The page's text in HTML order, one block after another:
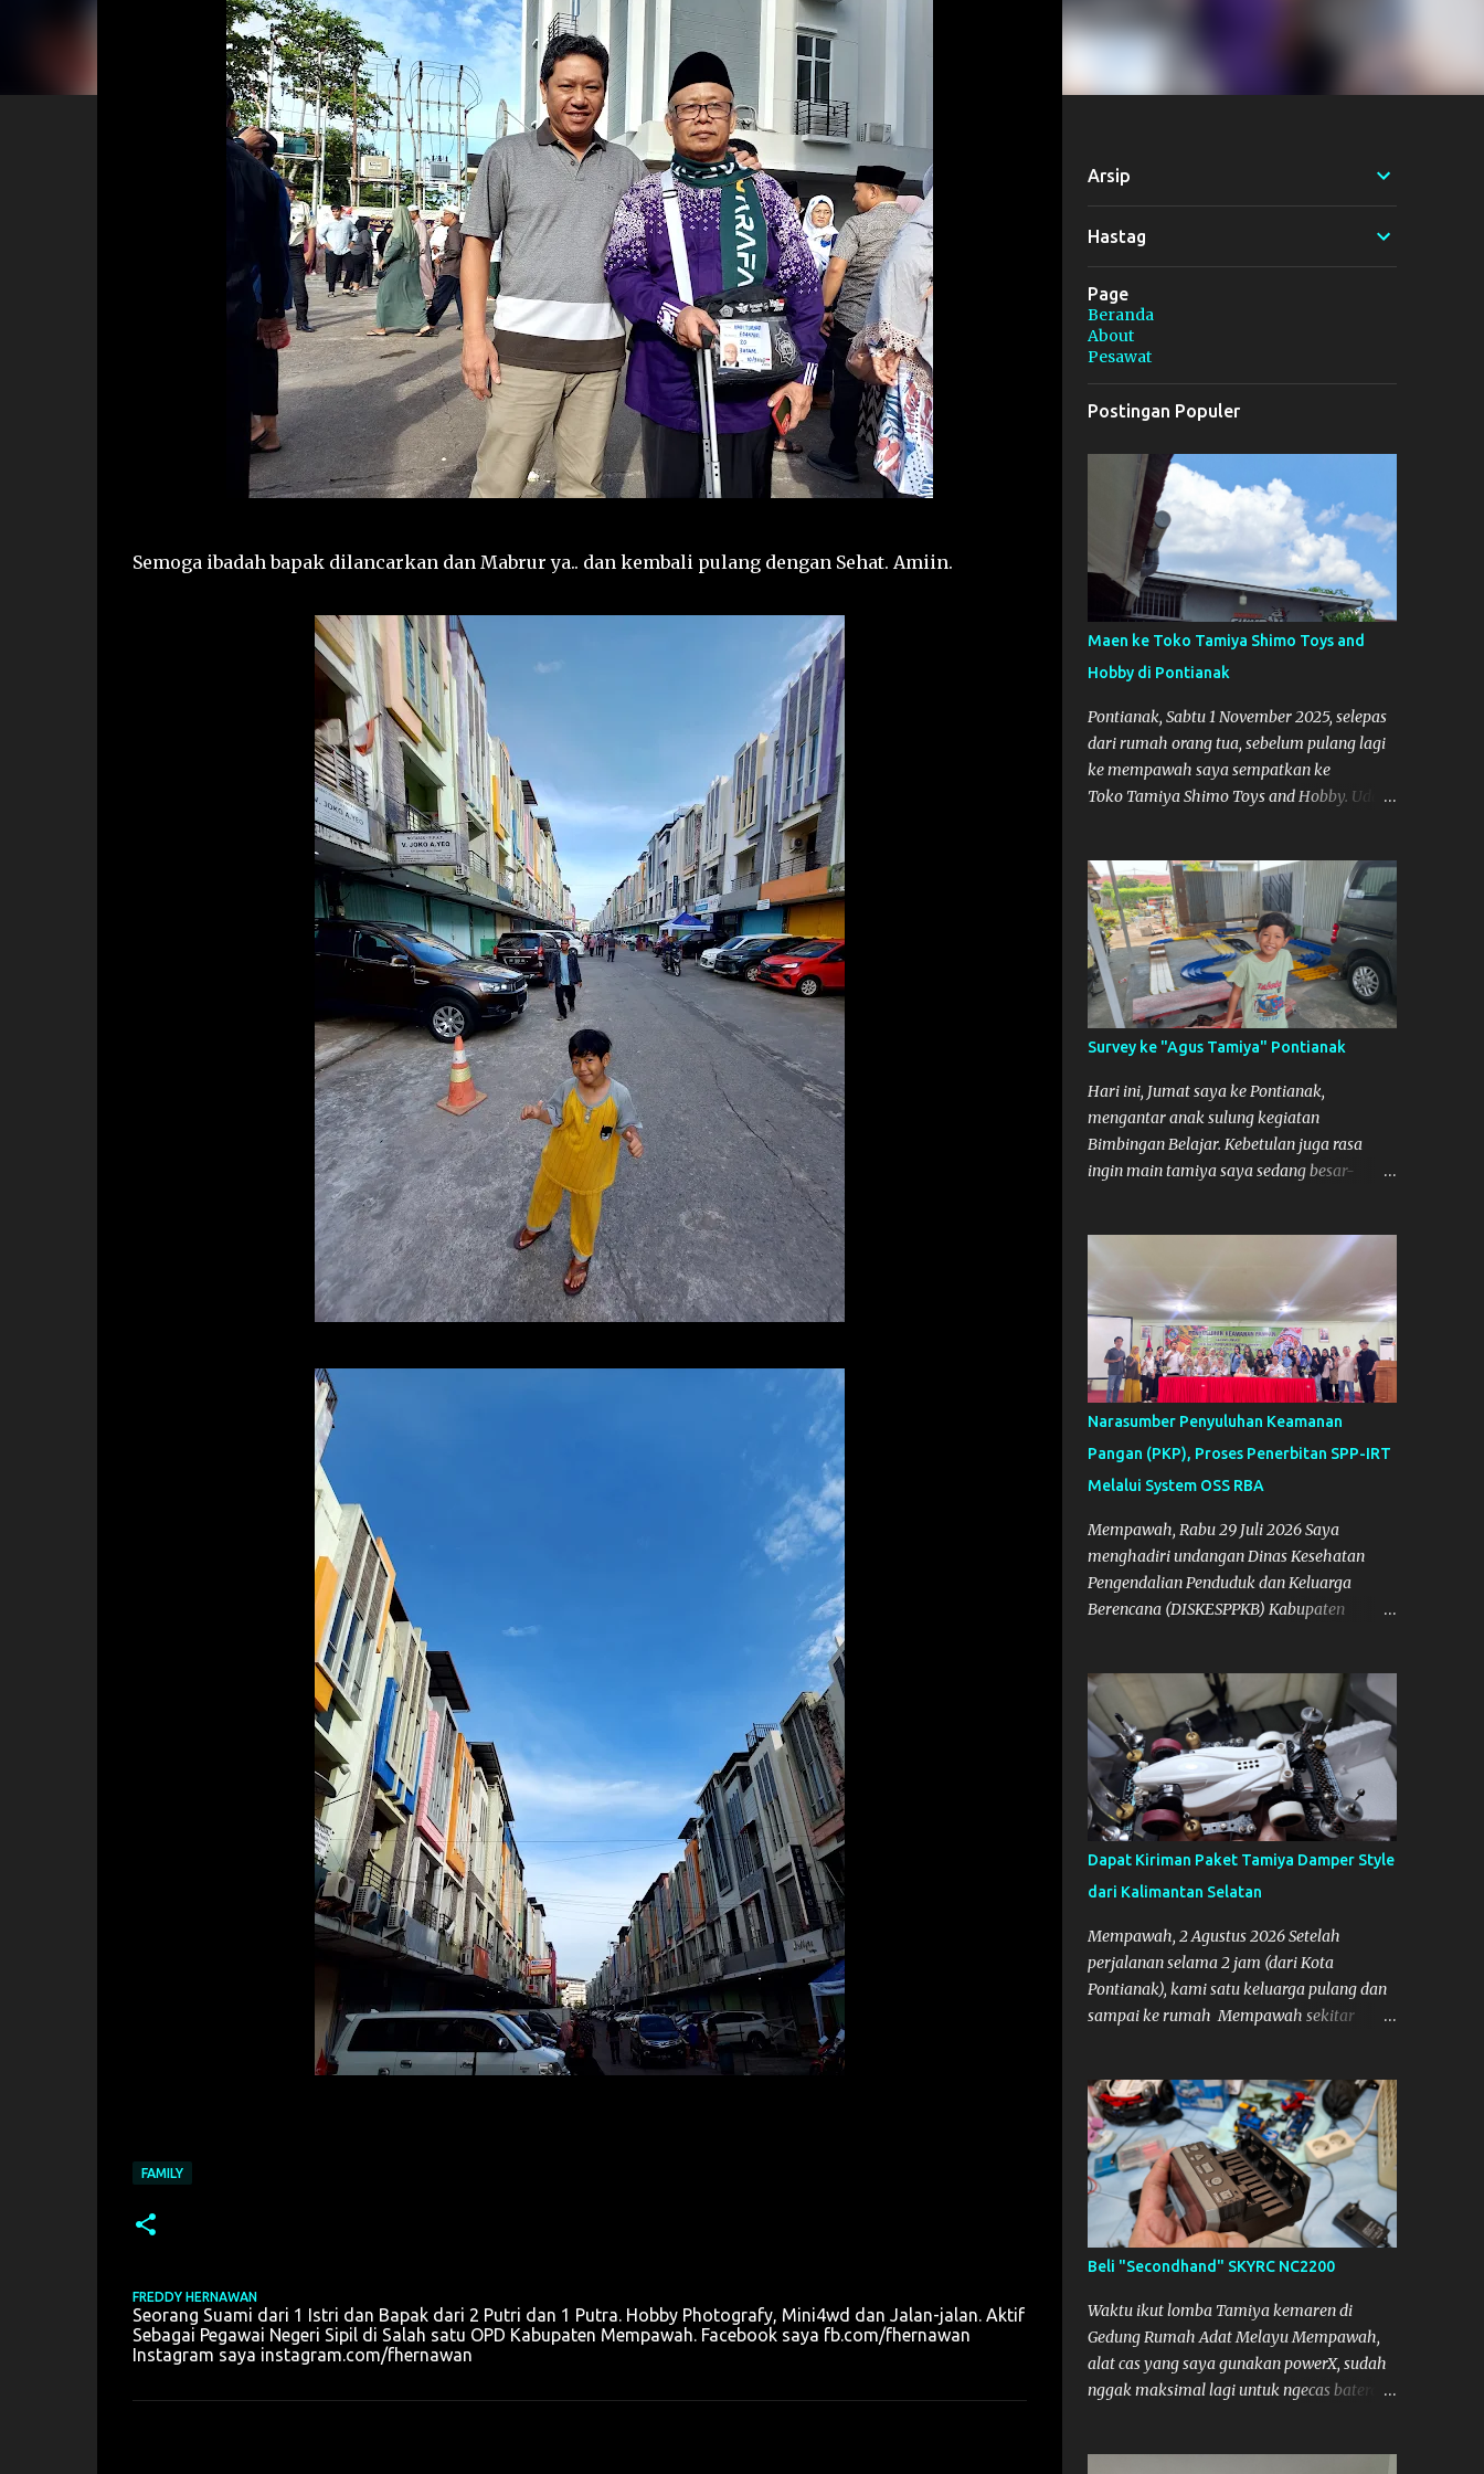
Semoga ibadah bapak dilancarkan dan Mabrur ya.. dan kembali pulang dengan Sehat. Amiin.
FAMILY
FREDDY HERNAWAN
Seorang Suami dari 1 Istri dan Bapak dari 2 Putri dan 1 Putra. Hobby Photografy, Mini4wd dan Jalan-jalan. Aktif
Sebagai Pegawai Negeri Sipil di Salah satu OPD Kabupaten Mempawah. Facebook saya fb.com/fhernawan
Instagram saya instagram.com/fhernawan
Arsip
Hastag
Page
Beranda
About
Pesawat
Postingan Populer
Maen ke Toko Tamiya Shimo Toys and
Hobby di Pontianak
Pontianak, Sabtu 1 November 2025, selepas
dari rumah orang tua, sebelum pulang lagi
ke mempawah saya sempatkan ke
Toko Tamiya Shimo Toys and Hobby. Udah
pengen tahu tempatnya. Datang dari
Mempawah kesini jam 12 lewat kalau ndak
salah., tokonya belum buka. kata ibu2
pemilik, bukanya di jam 1. Saya pulang dulu
ke rumah ortu di Sepakat, untuk istirahat.
So malamnya sebelum pulang ke
Mempawah saya sempatkan lagi kesini.
Saya belanja beberapa part disini. Untuk
Lokasi Tempat:
Survey ke "Agus Tamiya" Pontianak
Hari ini, Jumat saya ke Pontianak,
mengantar anak sulung kegiatan
Bimbingan Belajar. Kebetulan juga rasa
ingin main tamiya saya sedang besar-
Daripada bengong dan sambil nunggu anak
pulang, saya pikir enak kali ya main
Tamiya di Pontianak. Muzkha di Lokasi
Agus Tamiya
Narasumber Penyuluhan Keamanan
Pangan (PKP), Proses Penerbitan SPP-IRT
Melalui System OSS RBA
Mempawah, Rabu 29 Juli 2026 Saya
menghadiri undangan Dinas Kesehatan
Pengendalian Penduduk dan Keluarga
Berencana (DISKESPPKB) Kabupaten
Pangan di Kabupaten Mempawah.
Dokumentasi: Foto Bersama Peserta PKP
Dapat Kiriman Paket Tamiya Damper Style
dari Kalimantan Selatan
Mempawah, 2 Agustus 2026 Setelah
perjalanan selama 2 jam (dari Kota
Pontianak), kami satu keluarga pulang dan
sampai ke rumah Mempawah sekitar
Kalimantan Selatan. Tamiya IDC
Beli "Secondhand" SKYRC NC2200
Waktu ikut lomba Tamiya kemaren di
Gedung Rumah Adat Melayu Mempawah,
alat cas yang saya gunakan powerX, sudah
nggak maksimal lagi untuk ngecas baterai.